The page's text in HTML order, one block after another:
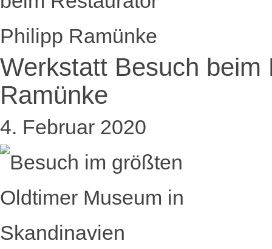
Werkstatt Besuch beim
Ramünke
4. Februar 2020